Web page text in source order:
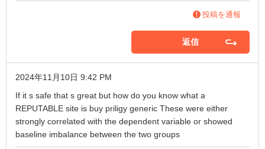
投稿を通報
返信
2024年11月10日 9:42 PM
If it s safe that s great but how do you know what a
REPUTABLE site is buy priligy generic These were either
strongly correlated with the dependent variable or showed
baseline imbalance between the two groups